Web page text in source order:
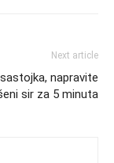
Next article
napravite
sir za 5 minuta